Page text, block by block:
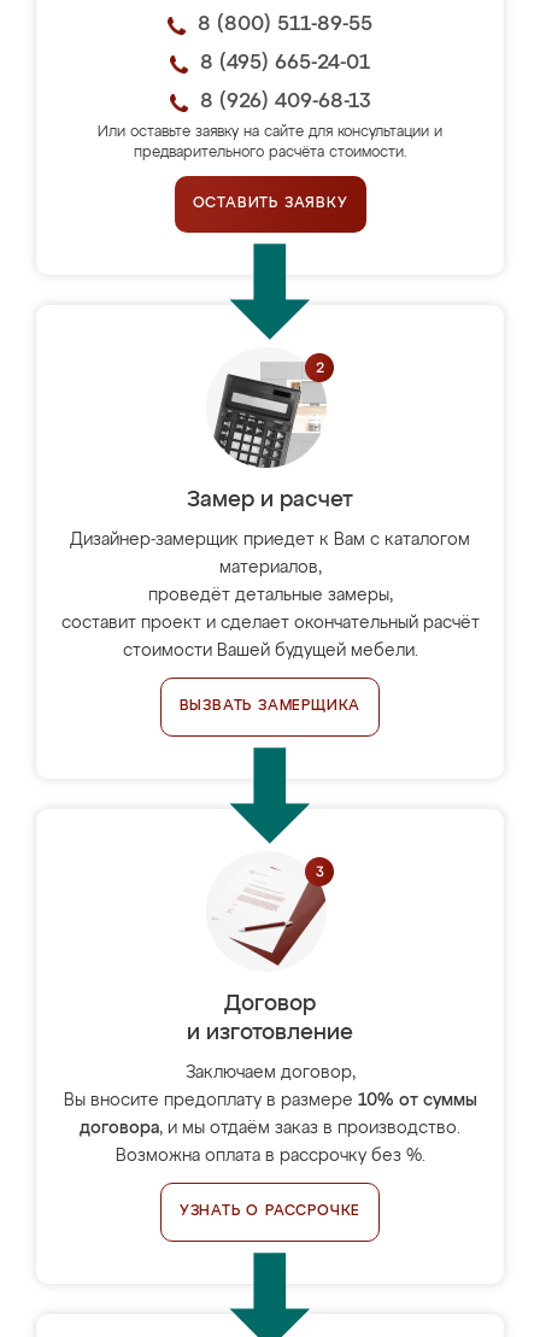
8 (800) 511-89-55
8 (495) 665-24-01
8 (926) 409-68-13
Или оставьте заявку на сайте для консультации и
предварительного расчёта стоимости.
ОСТАВИТЬ ЗАЯВКУ
Замер и расчет
Дизайнер-замерщик приедет к Вам с каталогом
материалов,
проведёт детальные замеры,
составит проект и сделает окончательный расчёт
стоимости Вашей будущей мебели.
ВЫЗВАТЬ ЗАМЕРЩИКА
Договор
и изготовление
Заключаем договор,
Вы вносите предоплату в размере 10% от суммы
договора, и мы отдаём заказ в производство.
Возможна оплата в рассрочку без %.
УЗНАТЬ О РАССРОЧКЕ